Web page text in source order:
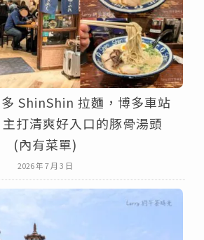
ShinShin 拉麵，博多車站
打清爽好入口的豚骨湯頭
(內有菜單)
2026 年 7 月 3 日